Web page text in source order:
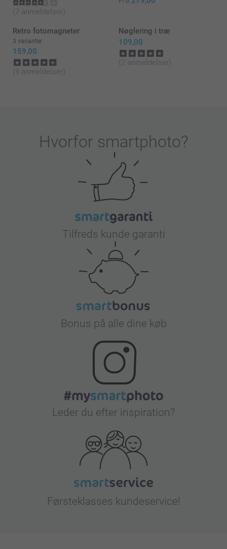
gärna kundeservice för reklamation!
Venlig hilsen,
(7 anmeldelser)
Retro fotomagneter
3 varianter
159,00
(9 anmeldelser)
Nøglering i træ
109,00
(2 anmeldelser)
Hvorfor smartphoto?
Tilfreds kunde garanti
Bonus på alle dine køb
Leder du efter inspiration?
Førsteklasses kundeservice!